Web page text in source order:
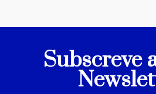
Subscreve